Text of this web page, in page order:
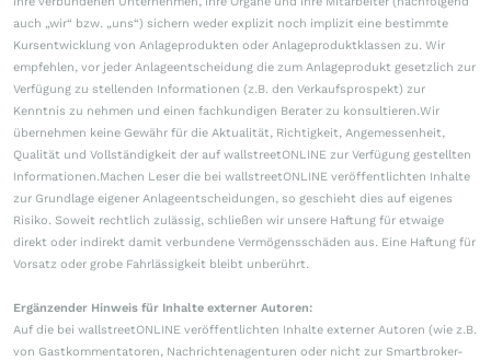
auch „wir“ bzw. „uns“) sichern weder explizit noch implizit eine bestimmte
Kursentwicklung von Anlageprodukten oder Anlageproduktklassen zu. Wir
empfehlen, vor jeder Anlageentscheidung die zum Anlageprodukt gesetzlich zur
Verfügung zu stellenden Informationen (z.B. den Verkaufsprospekt) zur
Kenntnis zu nehmen und einen fachkundigen Berater zu konsultieren.Wir
übernehmen keine Gewähr für die Aktualität, Richtigkeit, Angemessenheit,
Qualität und Vollständigkeit der auf wallstreetONLINE zur Verfügung gestellten
Informationen.Machen Leser die bei wallstreetONLINE veröffentlichten Inhalte
zur Grundlage eigener Anlageentscheidungen, so geschieht dies auf eigenes
Risiko. Soweit rechtlich zulässig, schließen wir unsere Haftung für etwaige
direkt oder indirekt damit verbundene Vermögensschäden aus. Eine Haftung für
Vorsatz oder grobe Fahrlässigkeit bleibt unberührt.
Ergänzender Hinweis für Inhalte externer Autoren:
Auf die bei wallstreetONLINE veröffentlichten Inhalte externer Autoren (wie z.B.
von Gastkommentatoren, Nachrichtenagenturen oder nicht zur Smartbroker-